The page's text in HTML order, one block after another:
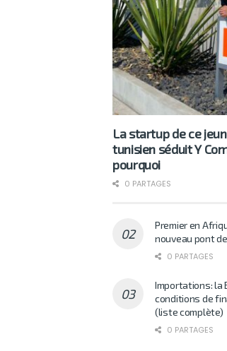
La startup de ce
tunisien séduit Y
pourquoi
0 PARTAGES
Premier en
nouveau pont
0 PARTAGES
Importations: la
conditions de
(liste complète)
0 PARTAGES